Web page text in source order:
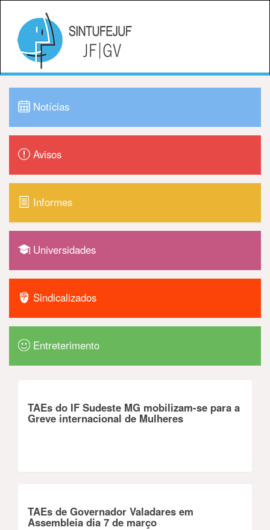
Notícias
Avisos
Informes
Universidades
Sindicalizados
Entreterimento
TAEs do IF Sudeste MG mobilizam-se para a
Greve internacional de Mulheres
TAEs de Governador Valadares em
Assembleia dia 7 de março